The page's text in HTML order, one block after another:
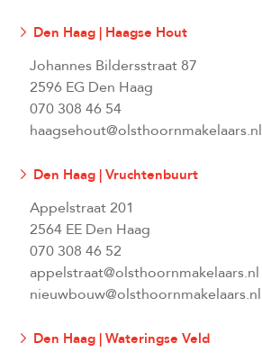
Den Haag | Haagse Hout
Johannes Bildersstraat 87
2596 EG Den Haag
070 308 46 54
haagsehout@olsthoornmakelaars.nl
Den Haag | Vruchtenbuurt
Appelstraat 201
2564 EE Den Haag
070 308 46 52
appelstraat@olsthoornmakelaars.nl
nieuwbouw@olsthoornmakelaars.nl
Den Haag | Wateringse Veld